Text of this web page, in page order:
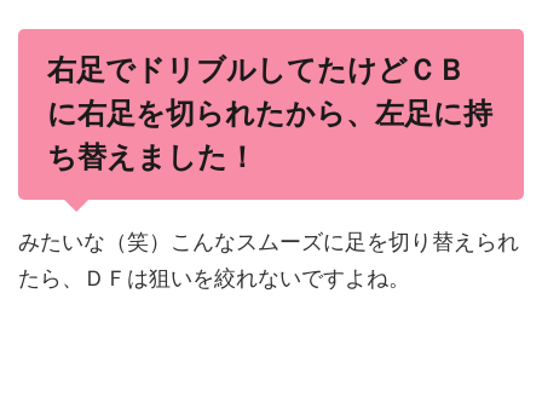
右足でドリブルしてたけどＣＢ
に右足を切られたから、左足に持
ち替えました！
みたいな（笑）こんなスムーズに足を切り替えられ
たら、ＤＦは狙いを絞れないですよね。